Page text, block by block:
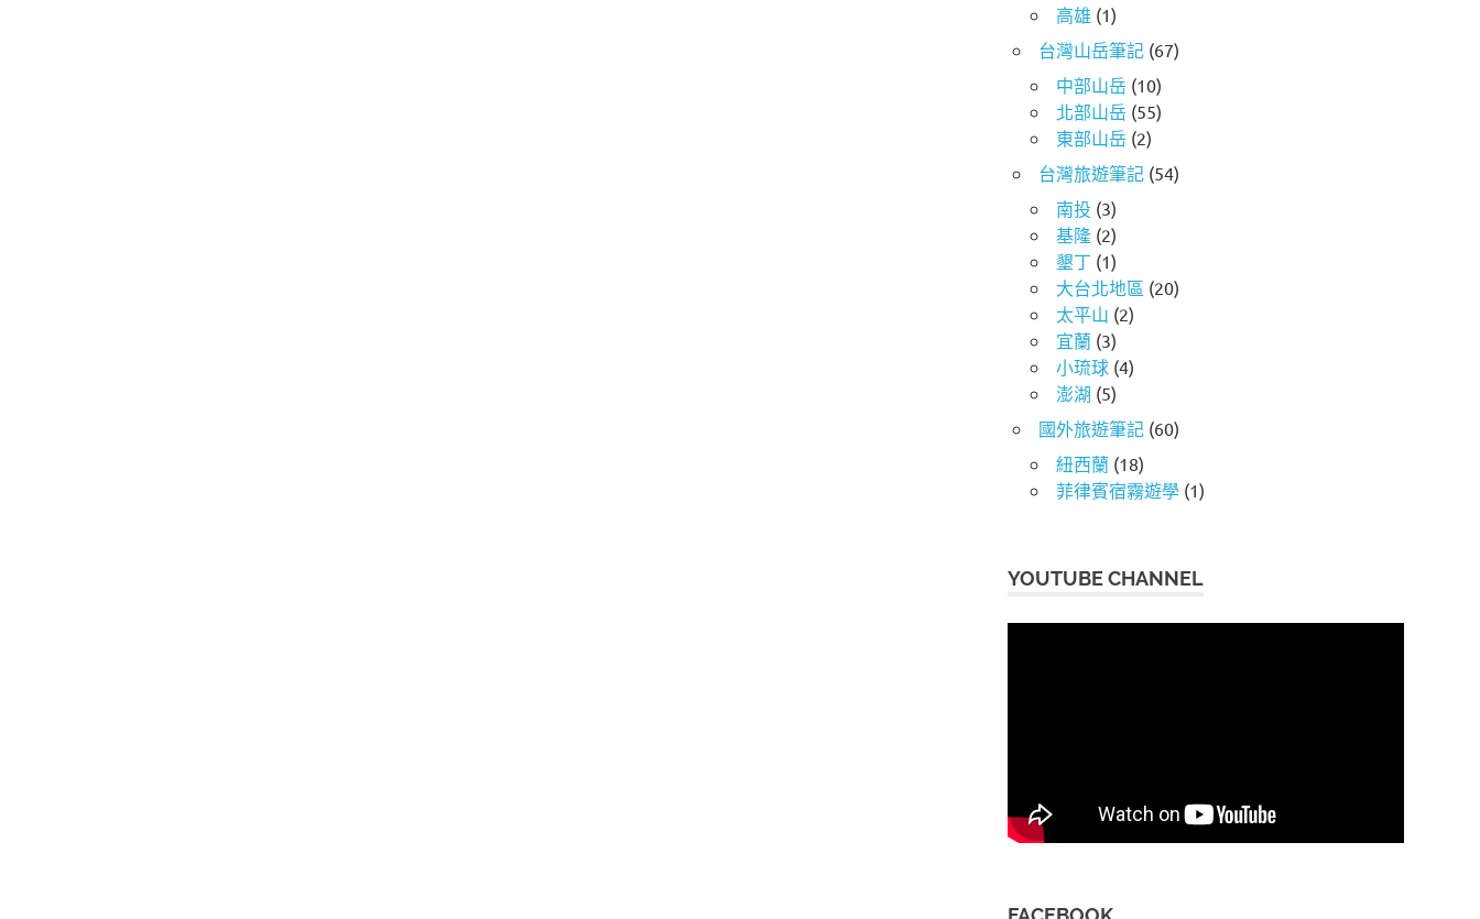
高雄 (1)
台灣山岳筆記 (67)
中部山岳 (10)
北部山岳 (55)
東部山岳 (2)
台灣旅遊筆記 (54)
南投 (3)
基隆 (2)
墾丁 (1)
大台北地區 (20)
太平山 (2)
宜蘭 (3)
小琉球 (4)
澎湖 (5)
國外旅遊筆記 (60)
紐西蘭 (18)
菲律賓宿霧遊學 (1)
YOUTUBE CHANNEL